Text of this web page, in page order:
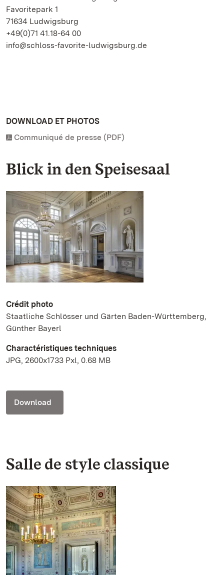
Favoritepark 1
71634 Ludwigsburg
+49(0)71 41.18-64 00
info@schloss-favorite-ludwigsburg.de
DOWNLOAD ET PHOTOS
Communiqué de presse (PDF)
Blick in den Speisesaal
Crédit photo
Staatliche Schlösser und Gärten Baden-Württemberg,
Günther Bayerl
Charactéristiques techniques
JPG, 2600x1733 Pxl, 0.68 MB
Download
Salle de style classique